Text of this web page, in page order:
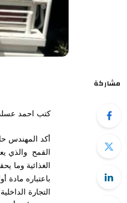
مشاركة
كتب احمد
أكد المهندس
القمح والذي
الغذائية وما
باعتباره مادة
التجارة